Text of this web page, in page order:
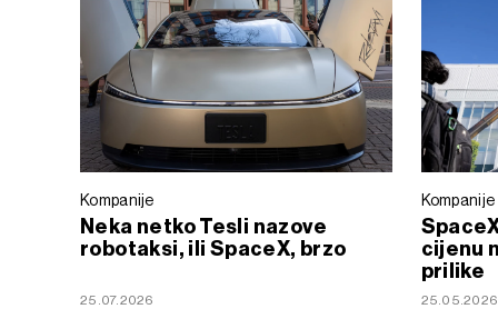
Kompanije
Neka netko Tesli nazove
robotaksi, ili SpaceX, brzo
25.07.2026
Kompanije
cijenu
prilike
25.05.2026